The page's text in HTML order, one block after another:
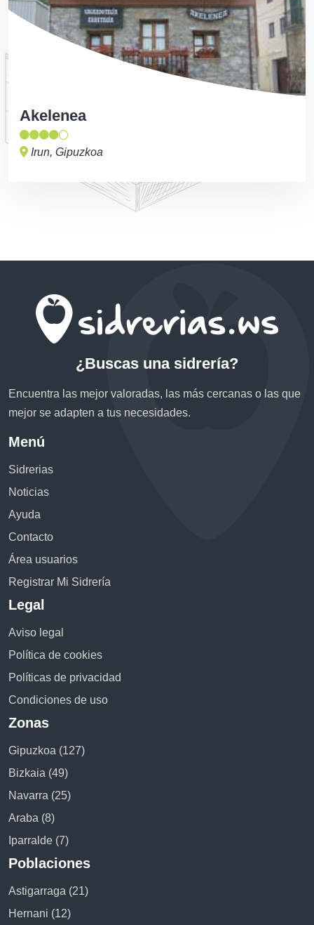
Akelenea
Irun, Gipuzkoa
¿Buscas una sidrería?
Encuentra las mejor valoradas, las más cercanas o las que
mejor se adapten a tus necesidades.
Menú
Sidrerias
Noticias
Ayuda
Contacto
Área usuarios
Registrar Mi Sidrería
Legal
Aviso legal
Política de cookies
Políticas de privacidad
Condiciones de uso
Zonas
Gipuzkoa (127)
Bizkaia (49)
Navarra (25)
Araba (8)
Iparralde (7)
Poblaciones
Astigarraga (21)
Hernani (12)